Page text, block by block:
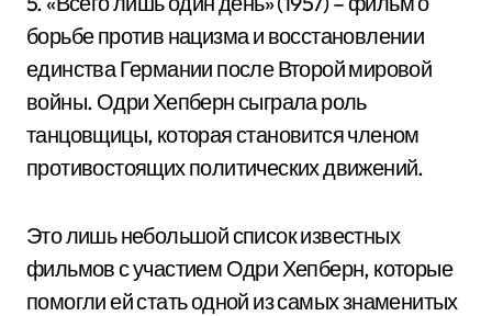
борьбе против нацизма и восстановлении
единства Германии после Второй мировой
войны. Одри Хепберн сыграла роль
танцовщицы, которая становится членом
противостоящих политических движений.
Это лишь небольшой список известных
фильмов с участием Одри Хепберн, которые
помогли ей стать одной из самых знаменитых